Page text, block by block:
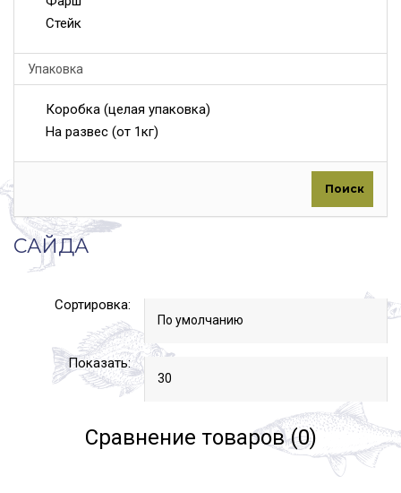
Стейк
Упаковка
Коробка (целая упаковка)
На развес (от 1кг)
Поиск
САЙДА
Сортировка:
Показать:
Сравнение товаров (0)